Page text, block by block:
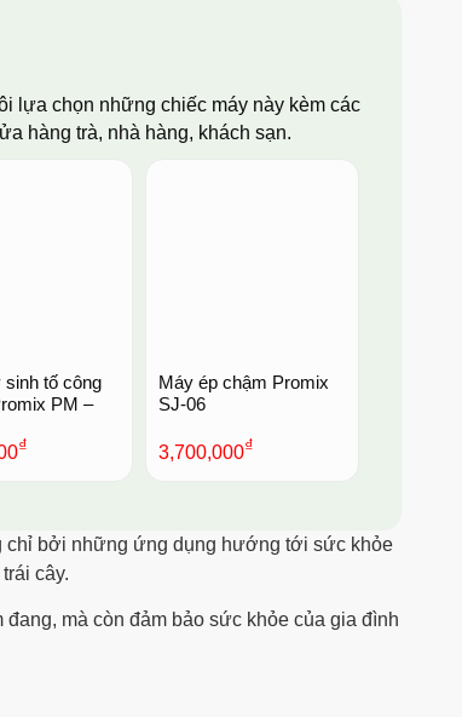
lựa chọn những chiếc máy này kèm các
hàng trà, nhà hàng, khách sạn.
sinh tố công
PM –
₫
Máy ép chậm Promix
SJ-06
3,700,000₫
chỉ bởi những ứng dụng hướng tới sức khỏe
cây.
mà còn đảm bảo sức khỏe của gia đình